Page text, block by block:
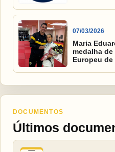
07/03/2026
Maria
medalha
Europeu
DOCUMENTOS
Últimos